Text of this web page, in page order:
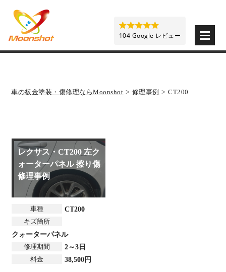
車の板金塗装・傷修理ならMoonshot > 修理事例 >CT200
レクサス・CT200 左ク
ォーターパネル 擦り傷
修理事例
車種
CT200
キズ箇所
クォーターパネル
修理期間
2～3日
料金
38,500円
104 Google レビュー